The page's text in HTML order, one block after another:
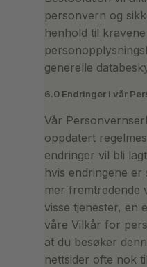
personvern og
henhold til kravene
generelle
6.0 Endringer i vår
Vår
oppdatert
endringer vil bli
hvis endringene er
mer fremtredende
visse tjenester, en
våre Vilkår for
at du besøker
nettsider ofte nok